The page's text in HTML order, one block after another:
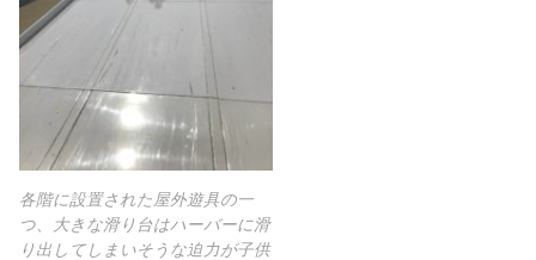
各階に設置された屋外遊具の一
つ、大きな滑り台はハーバーに滑
り出してしまいそうな迫力が子供